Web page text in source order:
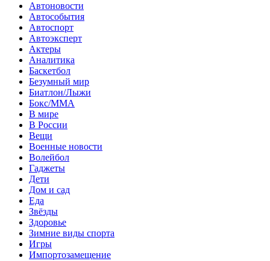
Автоновости
Автособытия
Автоспорт
Автоэксперт
Актеры
Аналитика
Баскетбол
Безумный мир
Биатлон/Лыжи
Бокс/MMA
В мире
В России
Вещи
Военные новости
Волейбол
Гаджеты
Дети
Дом и сад
Еда
Звёзды
Здоровье
Зимние виды спорта
Игры
Импортозамещение